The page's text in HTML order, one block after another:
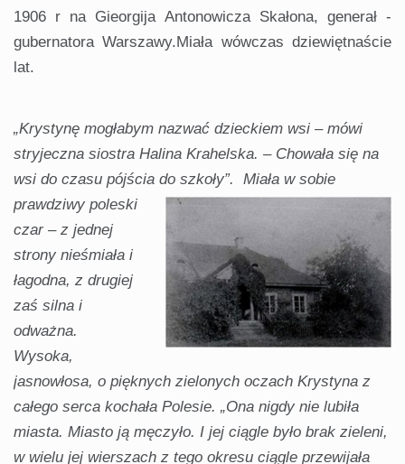
1906 r na Gieorgija Antonowicza Skałona, generał -
gubernatora Warszawy.Miała wówczas dziewiętnaście
lat.
„Krystynę mogłabym nazwać dzieckiem wsi – mówi
stryjeczna siostra Halina Krahelska. – Chowała się na
wsi do czasu pójścia do szkoły”. Miała w sobie
prawdziwy poleski
czar – z jednej
strony nieśmiała i
łagodna, z drugiej
zaś silna i
odważna.
Wysoka,
jasnowłosa, o pięknych zielonych oczach Krystyna z
całego serca kochała Polesie. „Ona nigdy nie lubiła
miasta. Miasto ją męczyło. I jej ciągle było brak zieleni,
w wielu jej wierszach z tego okresu ciągle przewijała